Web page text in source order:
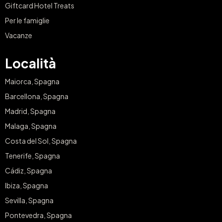
Giftcard Hotel Treats
Per le famiglie
Vacanze
Località
Maiorca, Spagna
Barcellona, Spagna
Madrid, Spagna
Malaga, Spagna
Costa del Sol, Spagna
Tenerife, Spagna
Cádiz, Spagna
Ibiza, Spagna
Sevilla, Spagna
Pontevedra, Spagna